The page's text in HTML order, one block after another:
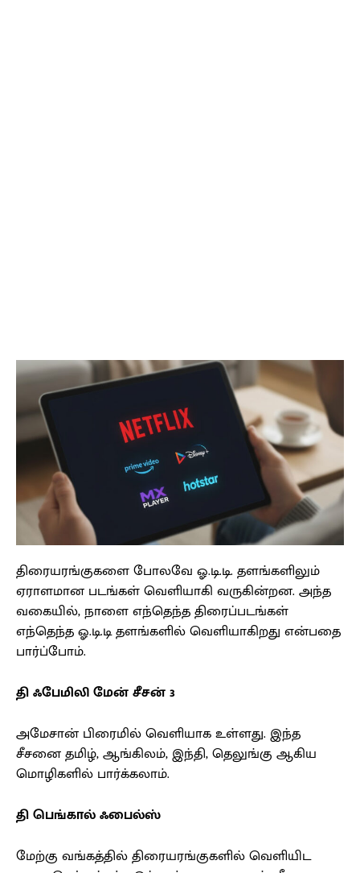
திரையரங்குகளை போலவே ஓ.டி.டி. தளங்களிலும்
ஏராளமான படங்கள் வெளியாகி வருகின்றன. அந்த
வகையில், நாளை எந்தெந்த திரைப்படங்கள்
எந்தெந்த ஓ.டி.டி தளங்களில் வெளியாகிறது என்பதை
பார்ப்போம்.
தி ஃபேமிலி மேன் சீசன் 3
அமேசான் பிரைமில் வெளியாக உள்ளது. இந்த
சீசனை தமிழ், ஆங்கிலம், இந்தி, தெலுங்கு ஆகிய
மொழிகளில் பார்க்கலாம்.
தி பெங்கால் ஃபைல்ஸ்
மேற்கு வங்கத்தில் திரையரங்குகளில் வெளியிட